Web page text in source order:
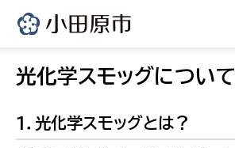
光化学スモッグについて
1．光化学スモッグとは？